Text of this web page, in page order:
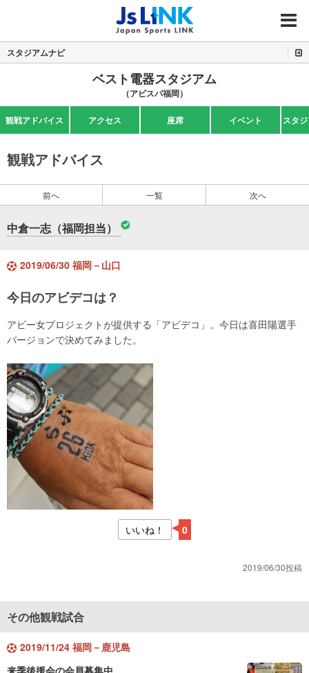
MENU
スタジアムナビ
ベスト電器スタジアム
（アビスパ福岡）
観戦アドバイス アクセス 座席 イベント スタ
観戦アドバイス
前へ 一覧 次へ
中倉一志（福岡担当）
2019/06/30 福岡－山口
今日のアビデコは？
アビー女プロジェクトが提供する「アビデコ」。今日は喜田陽選手
バージョンで決めてみました。
いいね！ 0
2019/06/30投稿
その他観戦試合
2019/11/24 福岡－鹿児島
来季後援会の会員募集中